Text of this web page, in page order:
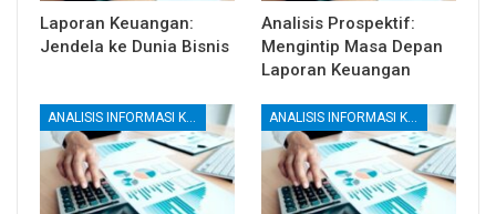
Laporan Keuangan:
Jendela ke Dunia Bisnis
Analisis Prospektif:
Mengintip Masa Depan
Laporan Keuangan
ANALISIS INFORMASI KEUANGAN ANALISIS INFORMASI KEUANGAN